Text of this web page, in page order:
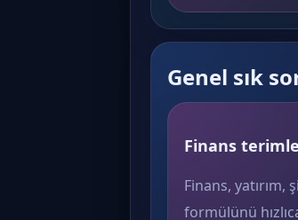
Genel sık
Finans
Finans, yatırım,
formülünü